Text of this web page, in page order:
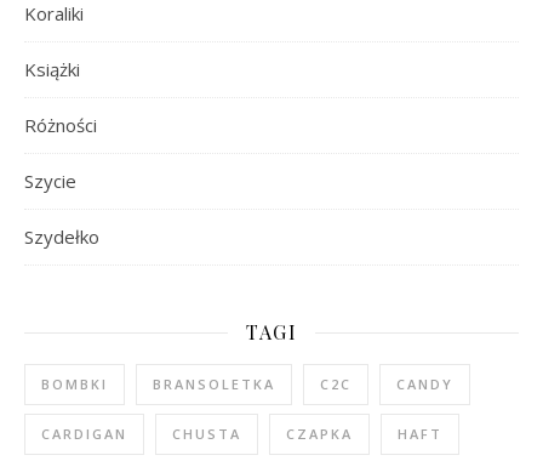
Koraliki
Książki
Różności
Szycie
Szydełko
TAGI
BOMBKI BRANSOLETKA C2C CANDY
CARDIGAN CHUSTA CZAPKA HAFT